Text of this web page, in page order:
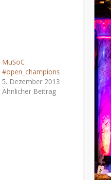
MuSoC
#open_champions
5. Dezember 2013
Ähnlicher Beitrag